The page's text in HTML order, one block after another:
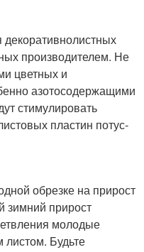
производителем. Не
цветных и
азотосодержащими
стимулировать
пластин потус­
обрезке на прирост
зимний прирост
молодые
Будьте